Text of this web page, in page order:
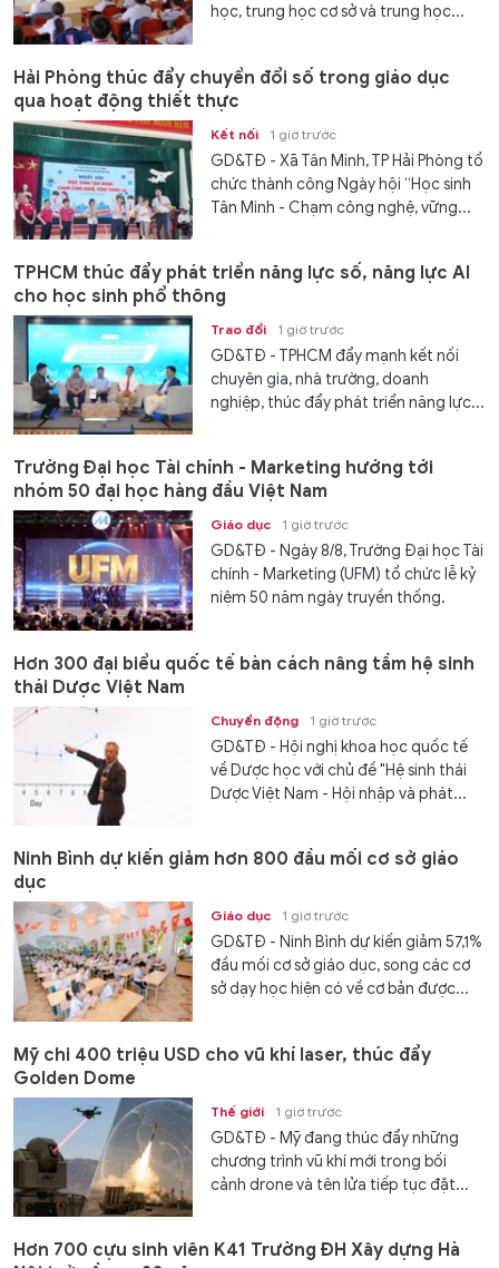
học, trung học cơ sở và trung học...
Hải Phòng thúc đẩy chuyển đổi số trong giáo dục
qua hoạt động thiết thực
Kết nối 1 giờ trước
GD&TĐ - Xã Tân Minh, TP Hải Phòng tổ
chức thành công Ngày hội “Học sinh
Tân Minh - Chạm công nghệ, vững...
TPHCM thúc đẩy phát triển năng lực số, năng lực AI
cho học sinh phổ thông
Trao đổi 1 giờ trước
GD&TĐ - TPHCM đẩy mạnh kết nối
chuyên gia, nhà trường, doanh
nghiệp, thúc đẩy phát triển năng lực...
Trường Đại học Tài chính - Marketing hướng tới
nhóm 50 đại học hàng đầu Việt Nam
Giáo dục 1 giờ trước
GD&TĐ - Ngày 8/8, Trường Đại học Tài
chính - Marketing (UFM) tổ chức lễ kỷ
niệm 50 năm ngày truyền thống.
Hơn 300 đại biểu quốc tế bàn cách nâng tầm hệ sinh
thái Dược Việt Nam
Chuyển động 1 giờ trước
GD&TĐ - Hội nghị khoa học quốc tế
về Dược học với chủ đề "Hệ sinh thái
Dược Việt Nam - Hội nhập và phát...
Ninh Bình dự kiến giảm hơn 800 đầu mối cơ sở giáo
dục
Giáo dục 1 giờ trước
GD&TĐ - Ninh Bình dự kiến giảm 57,1%
đầu mối cơ sở giáo dục, song các cơ
sở dạy học hiện có về cơ bản được...
Mỹ chi 400 triệu USD cho vũ khí laser, thúc đẩy
Golden Dome
Thế giới 1 giờ trước
GD&TĐ - Mỹ đang thúc đẩy những
chương trình vũ khí mới trong bối
cảnh drone và tên lửa tiếp tục đặt...
Hơn 700 cựu sinh viên K41 Trường ĐH Xây dựng Hà